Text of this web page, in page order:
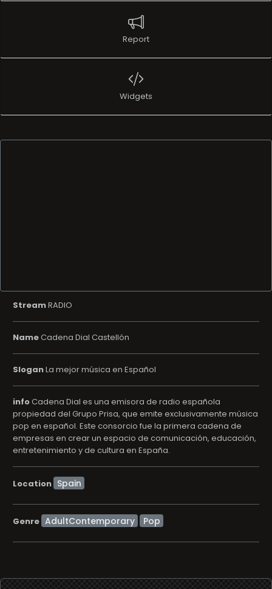
Report
Widgets
StreamRADIO
NameCadena Dial Castellón
SloganLa mejor música en Español
infoCadena Dial es una emisora de radio española
propiedad del Grupo Prisa, que emite exclusivamente música
pop en español. Este consorcio fue la primera cadena de
empresas en crear un espacio de comunicación, educación,
entretenimiento y de cultura en España.
Location
Genre AdultContemporary Pop